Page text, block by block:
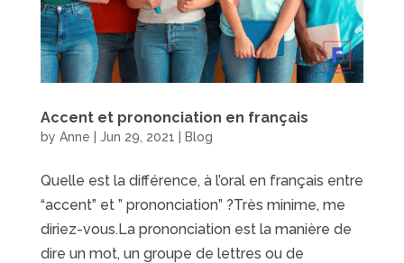
Accent et prononciation en français
by Anne Jun 29, 2021 Blog
Quelle est la différence, à l’oral en français entre
“accent” et ” prononciation” ?Très minime, me
diriez-vous.La prononciation est la manière de
dire un mot, un groupe de lettres ou de